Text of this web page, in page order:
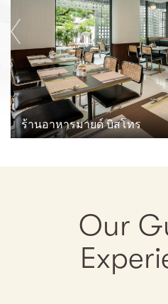
ร้านอาหารมายด์ บิสโทร
Our